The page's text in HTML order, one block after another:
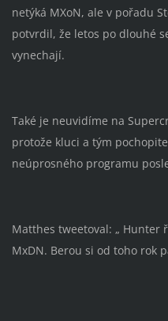
netýká MXoN, ale v pořadu
potvrdil, že letos po dlouhé
vynechají.
Také je neuvidíme na
protože kluci a tým
neúprosného programu
Matthes tweetoval: „
MxDN. Berou si od toho rok